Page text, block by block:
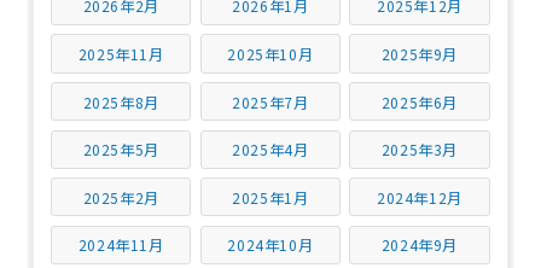
2026年2月 2026年1月 2025年12月
2025年11月 2025年10月 2025年9月
2025年8月 2025年7月 2025年6月
2025年5月 2025年4月 2025年3月
2025年2月 2025年1月 2024年12月
2024年11月 2024年10月 2024年9月